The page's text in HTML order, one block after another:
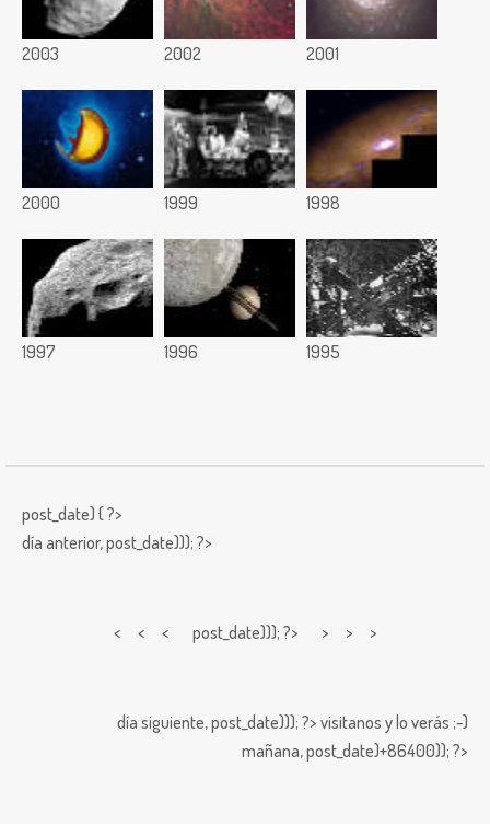
2003 2002 2001
2000 1999 1998
1997 1996 1995
post_date) { ?>
día anterior,post_date))); ?>
< < < post_date))); ?> > > >
día siguiente,post_date))); ?> visitanos y lo verás ;-)
mañana,post_date)+86400)); ?>